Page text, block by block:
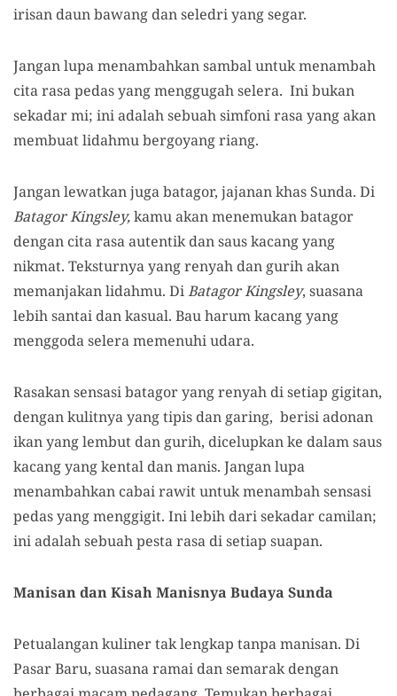
irisan daun bawang dan seledri yang segar.
Jangan lupa menambahkan sambal untuk menambah
cita rasa pedas yang menggugah selera. Ini bukan
sekadar mi; ini adalah sebuah simfoni rasa yang akan
membuat lidahmu bergoyang riang.
Jangan lewatkan juga batagor, jajanan khas Sunda. Di
Batagor Kingsley,kamu akan menemukan batagor
dengan cita rasa autentik dan saus kacang yang
nikmat. Teksturnya yang renyah dan gurih akan
memanjakan lidahmu. DiBatagor Kingsley, suasana
lebih santai dan kasual. Bau harum kacang yang
menggoda selera memenuhi udara.
Rasakan sensasi batagor yang renyah di setiap gigitan,
dengan kulitnya yang tipis dan garing, berisi adonan
ikan yang lembut dan gurih, dicelupkan ke dalam saus
kacang yang kental dan manis. Jangan lupa
menambahkan cabai rawit untuk menambah sensasi
pedas yang menggigit. Ini lebih dari sekadar camilan;
ini adalah sebuah pesta rasa di setiap suapan.
Manisan dan Kisah Manisnya Budaya Sunda
Petualangan kuliner tak lengkap tanpa manisan. Di
Pasar Baru, suasana ramai dan semarak dengan